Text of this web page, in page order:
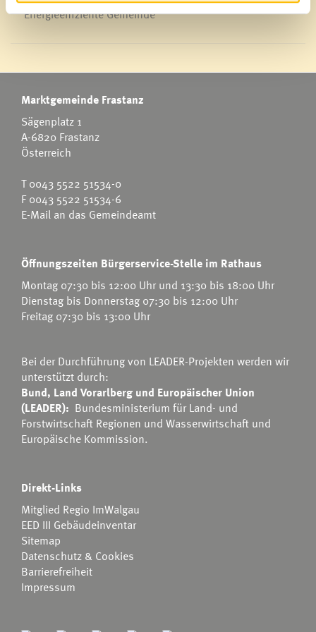
Energieeffiziente Gemeinde
Marktgemeinde Frastanz
Sägenplatz 1
A-6820 Frastanz
Österreich
T0043 5522 51534-0
F 0043 5522 51534-6
E-Mail an das Gemeindeamt
Öffnungszeiten Bürgerservice-Stelle im Rathaus
Montag 07:30 bis 12:00 Uhr und 13:30 bis 18:00 Uhr
Dienstag bis Donnerstag 07:30 bis 12:00 Uhr
Freitag 07:30 bis 13:00 Uhr
Bei der Durchführung von LEADER-Projekten werden wir
unterstützt durch:
Bund, Land Vorarlberg und Europäischer Union
(LEADER): Bundesministerium für Land- und
Forstwirtschaft Regionen und Wasserwirtschaft und
Europäische Kommission.
Direkt-Links
Mitglied Regio ImWalgau
EED III Gebäudeinventar
Sitemap
Datenschutz & Cookies
Barrierefreiheit
Impressum